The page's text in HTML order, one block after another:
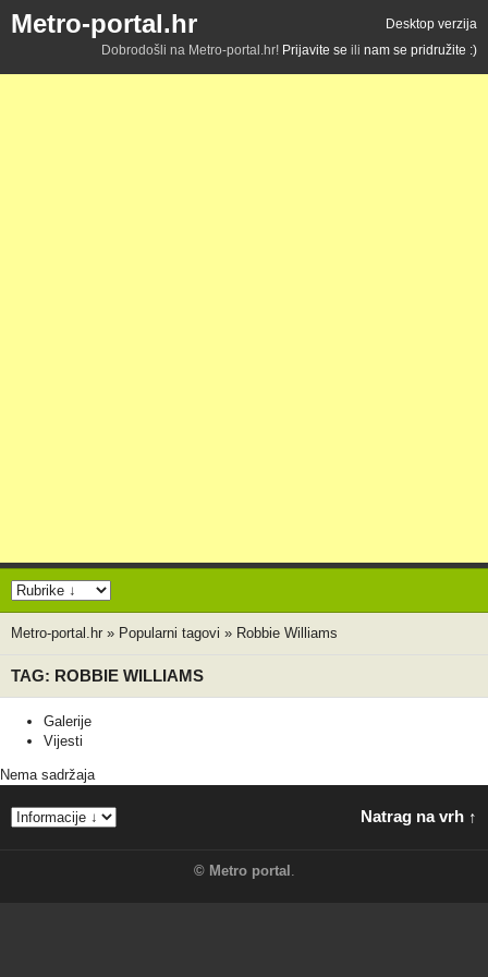
Metro-portal.hr
Desktop verzija
Dobrodošli na Metro-portal.hr! Prijavite se ili nam se pridružite :)
Metro-portal.hr » Popularni tagovi » Robbie Williams
TAG: ROBBIE WILLIAMS
Galerije
Vijesti
Nema sadržaja
Natrag na vrh ↑
© Metro portal .